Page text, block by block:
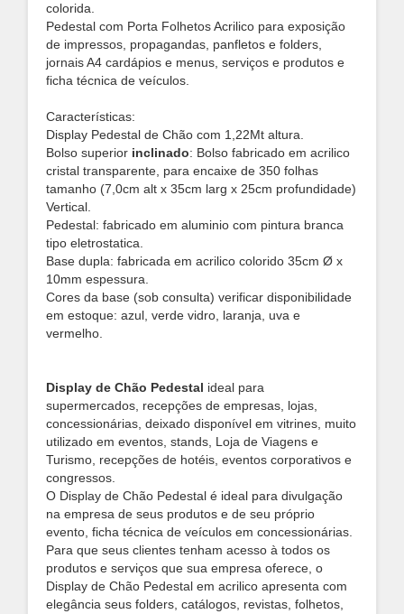
colorida.
Pedestal com Porta Folhetos Acrilico para exposição
de impressos, propagandas, panfletos e folders,
jornais A4 cardápios e menus, serviços e produtos e
ficha técnica de veículos.
Características:
Display Pedestal de Chão com 1,22Mt altura.
Bolso superior inclinado: Bolso fabricado em acrilico
cristal transparente, para encaixe de 350 folhas
tamanho (7,0cm alt x 35cm larg x 25cm profundidade)
Vertical.
Pedestal: fabricado em aluminio com pintura branca
tipo eletrostatica.
Base dupla: fabricada em acrilico colorido 35cm Ø x
10mm espessura.
Cores da base (sob consulta) verificar disponibilidade
em estoque: azul, verde vidro, laranja, uva e
vermelho.
Display de Chão Pedestal ideal para
supermercados, recepções de empresas, lojas,
concessionárias, deixado disponível em vitrines, muito
utilizado em eventos, stands, Loja de Viagens e
Turismo, recepções de hotéis, eventos corporativos e
congressos.
O Display de Chão Pedestal é ideal para divulgação
na empresa de seus produtos e de seu próprio
evento, ficha técnica de veículos em concessionárias.
Para que seus clientes tenham acesso à todos os
produtos e serviços que sua empresa oferece, o
Display de Chão Pedestal em acrilico apresenta com
elegância seus folders, catálogos, revistas, folhetos,